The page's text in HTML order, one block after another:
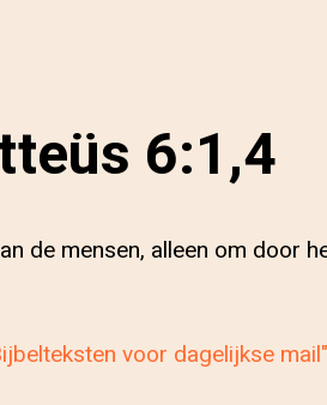
6:1,4
de mensen, alleen om door
voor dagelijkse mail"